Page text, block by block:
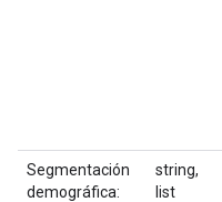
Segmentación
demográfica:
string,
list